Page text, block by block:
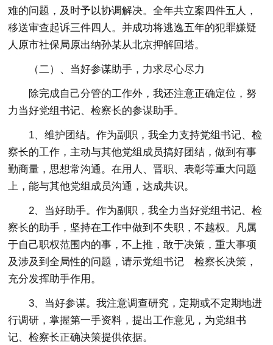
难的问题，及时予以协调解决。全年共立案四件五人，
移送审查起诉三件四人。并成功将逃逸五年的犯罪嫌疑
人原市社保局原出纳孙某从北京押解回塔。
（二）、当好参谋助手，力求尽心尽力
除完成自己分管的工作外，我还注意正确定位，努
力当好党组书记、检察长的参谋助手。
1、维护团结。作为副职，我全力支持党组书记、检
察长的工作，主动与其他党组成员搞好团结，做到有事
勤商量，思想常沟通。在用人、晋职、表彰等重大问题
上，能与其他党组成员沟通，达成共识。
2、当好助手。作为副职，我全力当好党组书记、检
察长的助手，坚持在工作中做到不失职，不越权。凡属
于自己职权范围内的事，不上推，敢于决策，重大事项
及涉及到全局性的问题，请示党组书记 检察长决策，
充分发挥助手作用。
3、当好参谋。我注意调查研究，定期或不定期地进
行调研，掌握第一手资料，提出工作意见，为党组书
记、检察长正确决策提供依据。